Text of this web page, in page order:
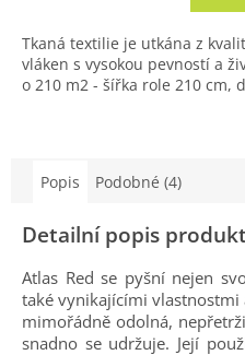
Tkaná textilie je utkána z
vláken s vysokou pevností a
o 210 m2 - šířka role 210 cm,
Popis Podobné (4)
Detailní popis
Atlas Red se pyšní nejen
také vynikajícími
mimořádně odolná,
snadno se udržuje. Její